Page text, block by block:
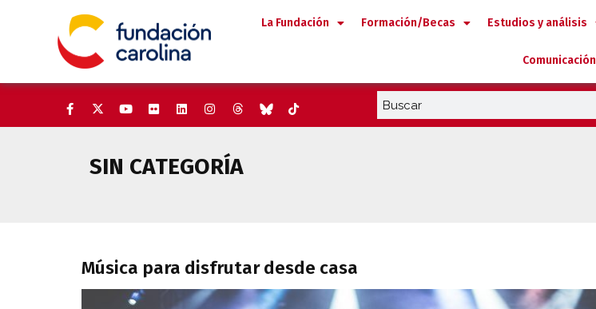
La Fundación Formación/Becas Estudios y análisis
Comunicación
SIN CATEGORÍA
Música para disfrutar desde casa